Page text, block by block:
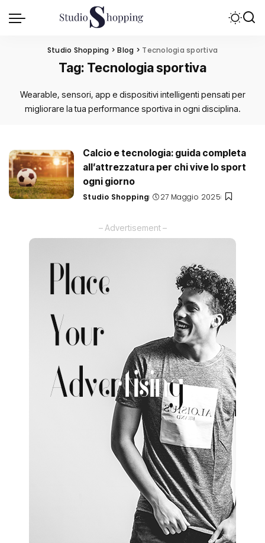
Studio Shopping >Blog > Tecnologia sportiva
Tag: Tecnologia sportiva
Wearable, sensori, app e dispositivi intelligenti pensati per
migliorare la tua performance sportiva in ogni disciplina.
Calcio e tecnologia: guida completa
all’attrezzatura per chi vive lo sport
ogni giorno
Posted
Studio Shopping 27 Maggio 2025
– Advertisement –